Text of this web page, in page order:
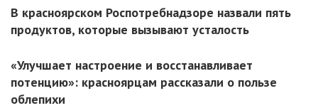
В красноярском Роспотребнадзоре назвали пять
продуктов, которые вызывают усталость
«Улучшает настроение и восстанавливает
потенцию»: красноярцам рассказали о пользе
облепихи